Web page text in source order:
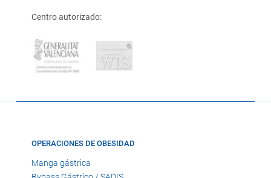
Centro autorizado:
OPERACIONES DE OBESIDAD
Manga gástrica